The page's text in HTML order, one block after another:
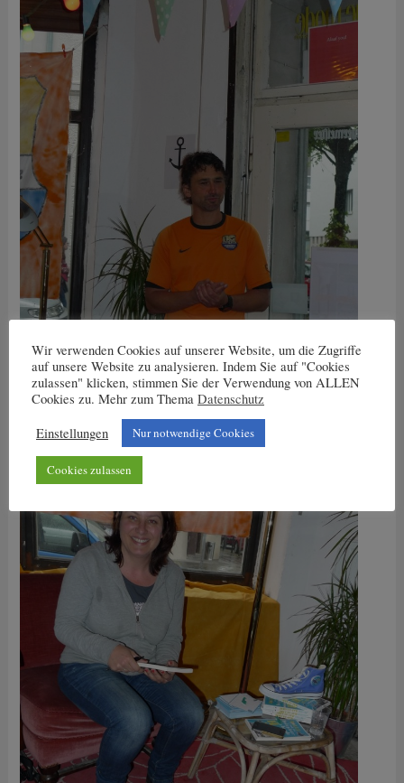
Wir verwenden Cookies auf unserer Website, um die Zugriffe
auf unsere Website zu analysieren. Indem Sie auf "Cookies
zulassen" klicken, stimmen Sie der Verwendung von ALLEN
Cookies zu. Mehr zum Thema Datenschutz
Einstellungen
Nur notwendige Cookies
Cookies zulassen